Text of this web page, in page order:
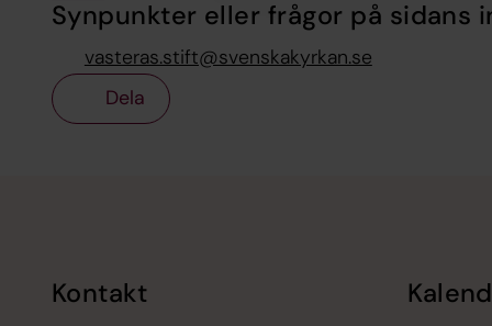
Synpunkter eller frågor på sidans
vasteras.stift@svenskakyrkan.se
Dela
Kontakt